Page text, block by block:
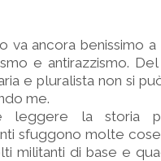
va ancora benissimo
e antirazzismo.
e pluralista non si
me.
la storia
sfuggono molte
militanti di base e